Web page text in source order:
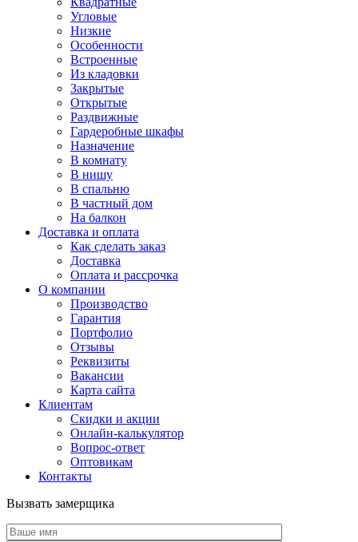
Угловые
Низкие
Особенности
Встроенные
Из кладовки
Закрытые
Открытые
Раздвижные
Гардеробные шкафы
Назначение
В комнату
В нишу
В спальню
В частный дом
На балкон
Доставка и оплата
Как сделать заказ
Доставка
Оплата и рассрочка
О компании
Производство
Гарантия
Портфолио
Отзывы
Реквизиты
Вакансии
Карта сайта
Клиентам
Скидки и акции
Онлайн-калькулятор
Вопрос-ответ
Оптовикам
Контакты
Вызвать замерщика